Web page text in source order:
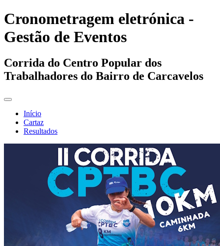
Cronometragem eletrónica -
Gestão de Eventos
Corrida do Centro Popular dos
Trabalhadores do Bairro de Carcavelos
Início
Cartaz
Resultados